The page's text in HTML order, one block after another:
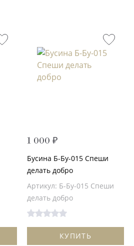
1 000 ₽
Бусина Б-Бу-015 Спеши
делать добро
Артикул: Б-Бу-015 Спеши
делать добро
КУПИТЬ